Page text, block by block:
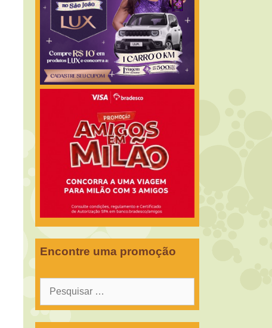
Encontre uma promoção
Pesquisar